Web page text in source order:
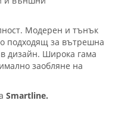
Модерен и тънък
подходящ за вътрешна
дизайн. Широка гама
заобляне на
Smartline.